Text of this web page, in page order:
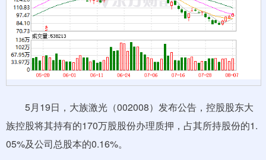
5月19日，大族激光（002008）发布公告，控股股东大
族控股将其持有的170万股股份办理质押，占其所持股份的1.
05%及公司总股本的0.16%。